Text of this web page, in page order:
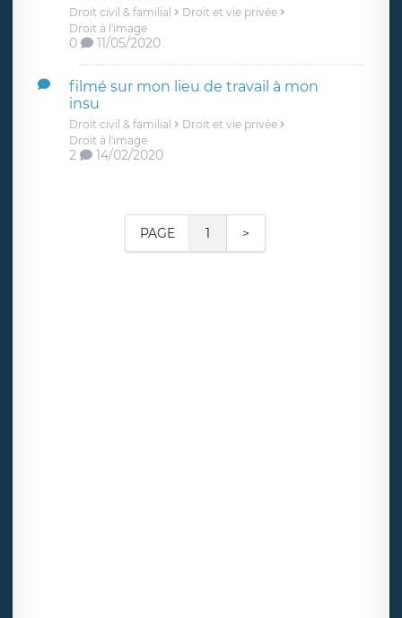
Droit civil & familial
Droit et vie privée
Droit à l'image
0 11/05/2020
filmé sur mon lieu de travail à mon
insu
Droit civil & familial
Droit et vie privée
Droit à l'image
2 14/02/2020
PAGE 1 >